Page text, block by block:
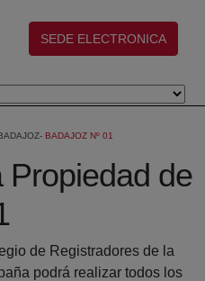
(abre en nueva ventana)
SEDE ELECTRONICA
BADAJOZ Nº 01
Propiedad de
de Registradores de la
podrá realizar todos los